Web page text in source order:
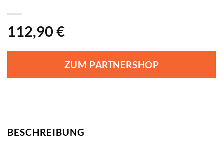
112,90 €
ZUM PARTNERSHOP
BESCHREIBUNG